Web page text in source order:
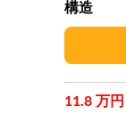
構造
11.8 万円